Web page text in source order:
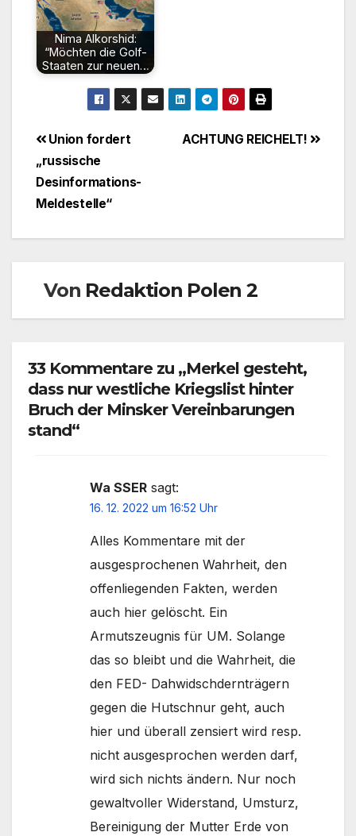
Nima Alkorshid:
“Möchten die Golf-
Staaten zur neuen…
Beitragsnavigation
ACHTUNG REICHELT!
Union fordert
„russische
Desinformations-
Meldestelle“
Von Redaktion Polen 2
33 Kommentare zu „Merkel gesteht,
dass nur westliche Kriegslist hinter
Bruch der Minsker Vereinbarungen
stand“
Wa SSER sagt:
16. 12. 2022 um 16:52 Uhr
Alles Kommentare mit der
ausgesprochenen Wahrheit, den
offenliegenden Fakten, werden
auch hier gelöscht. Ein
Armutszeugnis für UM. Solange
das so bleibt und die Wahrheit, die
den FED- Dahwidschdernträgern
gegen die Hutschnur geht, auch
hier und überall zensiert wird resp.
nicht ausgesprochen werden darf,
wird sich nichts ändern. Nur noch
gewaltvoller Widerstand, Umsturz,
Bereinigung der Mutter Erde von